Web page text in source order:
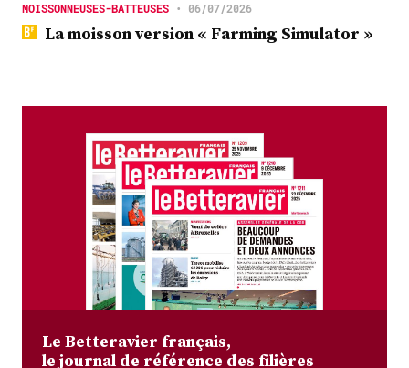
MOISSONNEUSES-BATTEUSES • 06/07/2026
La moisson version « Farming Simulator »
Le Betteravier français,
le journal de référence des filières